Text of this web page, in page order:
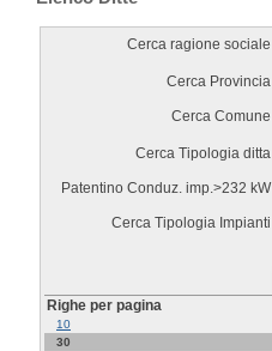
Cerca ragione sociale
Cerca Provincia
Cerca Comune
Cerca Tipologia ditta
Patentino Conduz. imp.>232 kW
Cerca Tipologia Impianti
Righe per pagina
10
30